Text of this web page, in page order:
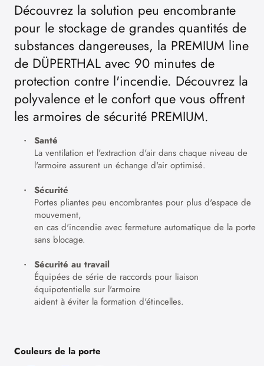
Découvrez la solution peu encombrante
pour le stockage de grandes quantités de
substances dangereuses, la PREMIUM line
de DÜPERTHAL avec 90 minutes de
protection contre l'incendie. Découvrez la
polyvalence et le confort que vous offrent
les armoires de sécurité PREMIUM.
Santé
La ventilation et l'extraction d'air dans chaque niveau de
l'armoire assurent un échange d'air optimisé.
Sécurité
Portes pliantes peu encombrantes pour plus d'espace de
mouvement,
en cas d'incendie avec fermeture automatique de la porte
sans blocage.
Sécurité au travail
Équipées de série de raccords pour liaison
équipotentielle sur l'armoire
aident à éviter la formation d'étincelles.
Couleurs de la porte